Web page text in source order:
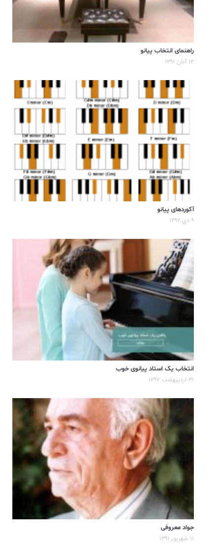
راهنمای انتخاب پیانو
۱۳ آبان ۱۳۹۱
آکوردهای پیانو
۹ دی ۱۳۹۲
انتخاب یک استاد پیانوی خوب
۳۱ اردیبهشت ۱۳۹۷
جواد معروفی
۱۱ شهریور ۱۳۹۱